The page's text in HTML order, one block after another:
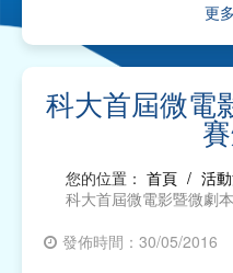
更
文化、體育及康樂
教育及研究
社會服務
科大首屆微電
您的位置： 首頁 / 活
科大首屆微電影暨微劇
發佈時間：30/05/2016